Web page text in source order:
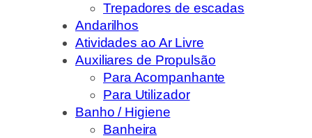
Trepadores de escadas
Andarilhos
Atividades ao Ar Livre
Auxiliares de Propulsão
Para Acompanhante
Para Utilizador
Banho / Higiene
Banheira